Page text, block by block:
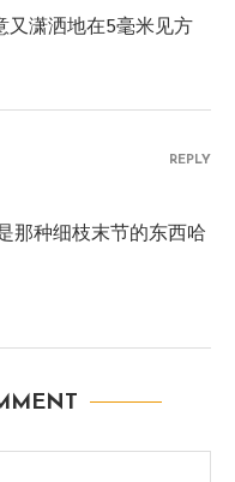
又潇洒地在5毫米见方
那种细枝末节的东西哈
REPLY